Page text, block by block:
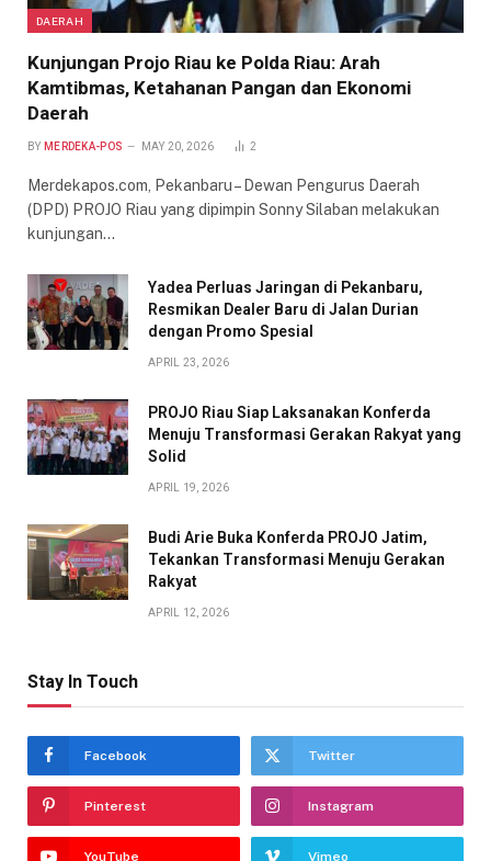
DAERAH
Kunjungan Projo Riau ke Polda Riau: Arah
Kamtibmas, Ketahanan Pangan dan Ekonomi
Daerah
BY MERDEKA-POS MAY 20, 2026 2
Merdekapos.com, Pekanbaru – Dewan Pengurus Daerah
(DPD) PROJO Riau yang dipimpin Sonny Silaban melakukan
kunjungan…
Yadea Perluas Jaringan di Pekanbaru,
Resmikan Dealer Baru di Jalan Durian
dengan Promo Spesial
APRIL 23, 2026
PROJO Riau Siap Laksanakan Konferda
Menuju Transformasi Gerakan Rakyat yang
Solid
APRIL 19, 2026
Budi Arie Buka Konferda PROJO Jatim,
Tekankan Transformasi Menuju Gerakan
Rakyat
APRIL 12, 2026
Stay In Touch
Facebook Twitter
Pinterest Instagram
YouTube Vimeo